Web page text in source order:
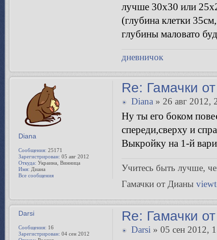
лучше 30х30 или
(глубина клетки
глубины маловато
дневничок
Re: Гамачки
Diana » 26 авг 2012,
Ну ты его боком
спереди,сверху и
Выкройку на 1-й
Учитесь быть лучше,
Гамачки от Дианы
Diana
Сообщения: 25171
Зарегистрирован: 05 авг 2012
Откуда: Украина, Винница
Имя: Диана
Все сообщения
Re: Гамачки
Darsi» 05 сен 2012,
Darsi
Сообщения: 16
Зарегистрирован: 04 сен 2012